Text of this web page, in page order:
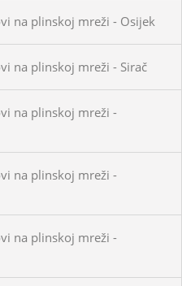
na plinskoj mreži - Osijek
na plinskoj mreži - Sirač
na plinskoj mreži -
na plinskoj mreži -
na plinskoj mreži -